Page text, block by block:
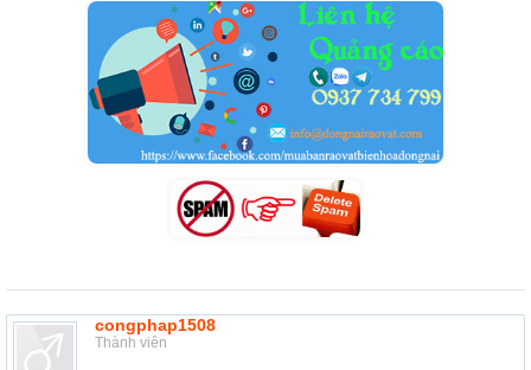
congphap1508
Thành viên